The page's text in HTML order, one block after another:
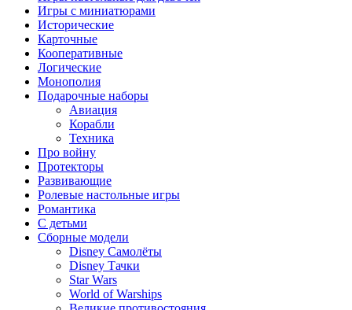
Игры с миниатюрами
Исторические
Карточные
Кооперативные
Логические
Монополия
Подарочные наборы
Авиация
Корабли
Техника
Про войну
Протекторы
Развивающие
Ролевые настольные игры
Романтика
С детьми
Сборные модели
Disney Самолёты
Disney Тачки
Star Wars
World of Warships